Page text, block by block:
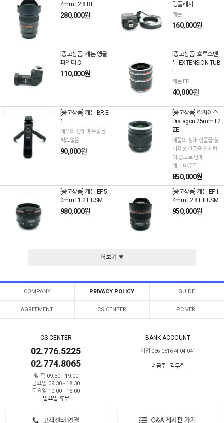
4mm F2.8 RF
280,000원
링플래시
캐논
160,000원
[중고상품] 캐논 앵글
파인더 C
110,000원
[중고상품] 호루스벤
누 EXTENSION TUB
E
캐논 EF
40,000원
[중고상품] 캐논 BR-E
1
제푸의 상태 매우좋음
박스없음
90,000원
[중고상품] 칼자이스
Distagon 25mm F2
ZE
제품의 상태 신품급 실
사용 X 신품을 전시하
여 중고로 판매
캐논 마운트
850,000원
[중고상품] 캐논 EF 5
0mm F1.2 L USM
980,000원
[중고상품] 캐논 EF 1
4mm F2.8 L II USM
950,000원
더보기 ▼
COMPANY PRIVACY POLICY GUIDE
AGREEMENT CS CENTER PC VER.
CS CENTER
02.776.5225
02.774.8065
월-목 09:30 - 19:00
금요일 09:30 - 18:30
토요일 10:00 - 15:00
일요일 휴무
BANK ACCOUNT
기업 036-051674-04-041
예금주 : 김두호